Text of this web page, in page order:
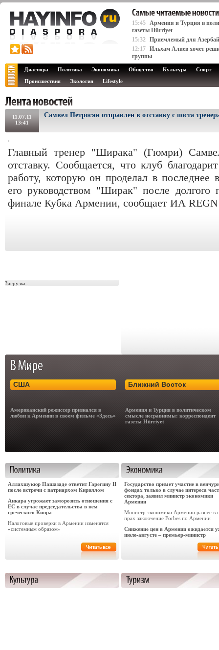
15:45 Армения и Турция в
газеты Hürriyet
15:32 Приемлемый для
12:17 Ильхам Алиев хочет
группы
Диаспора Политика Экономика Общество Культура
Спорт
Происшествия
Экология Lifestyle
11.07.11
13:41
Самвел Петросян отправлен в отставку с поста
Главный тренер "Ширака" (Гюмри)
отставку. Сообщается, что клуб
работу, которую он проделал в последнее
его руководством "Ширак" после долгого
финале Кубка Армении, сообщает ИА
Загрузка...
США
Американский режиссер признался в
любви к Армении в своем фильме «Здесь»
Ближний Восток
Армения и Турция в политическом
смысле несравнимы: корреспондент
газеты Hürriyet
Аллахшукюр Пашазаде ответит Гарегину II
после встречи с патриархом Кириллом
Анкара угрожает заморозить отношения с
ЕС в случае председательства в нем
греческого Кипра
Налоговые проверки в Армении изменятся
«системным образом»
Государство примет участие в
фондах только в случае интереса
сектора, заявил министр экономики
Армении
Министр экономики Армении разнес в
прах заключение Forbes по Армении
Снижение цен в Армении ожидается
июле-августе – премьер-министр